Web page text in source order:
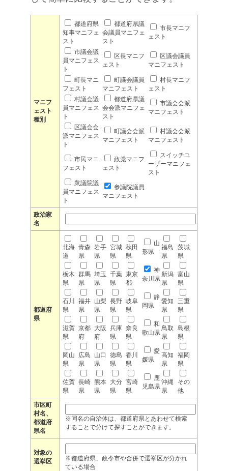
マニフ
ェスト
種別
都道府県
知事マニフェ
スト
都道府県議
会議員マニフェ
スト
市長マニフ
ェスト
市議会議
員マニフェス
ト
区長マニフ
ェスト
区議会議員
マニフェスト
町長マニ
フェスト
町議会議員
マニフェスト
村長マニフ
ェスト
村議会議
員マニフェス
ト
都道府県議
会会派マニフェ
スト
市議会会派
マニフェスト
区議会会
派マニフェス
ト
町議会会派
マニフェスト
村議会会派
マニフェスト
市民マニ
フェスト
政党マニフ
ェスト
スイッチユ
ーザーマニフェ
スト
衆議院議
員マニフェス
ト
参議院議員
マニフェスト
政治家
名
都道府
県
北海
道
青森
県
岩手
県
宮城
県
秋田
県
山
形県
福島
県
茨城
県
栃木
県
群馬
県
埼玉
県
千葉
県
東京
都
神
奈川県
新潟
県
富山
県
石川
県
福井
県
山梨
県
長野
県
岐阜
県
静
岡県
愛知
県
三重
県
滋賀
県
京都
府
大阪
府
兵庫
県
奈良
県
和
歌山県
鳥取
県
島根
県
岡山
県
広島
県
山口
県
徳島
県
香川
県
愛
媛県
高知
県
福岡
県
佐賀
県
長崎
県
熊本
県
大分
県
宮崎
県
鹿
児島県
沖縄
県
その
他
市区町
村名、
都道府
県名
※同名の自治体は、都道府県とあわせて検索
することで分けて探すことができます。
対象の
選挙区
※都道府県、政令市や合併で選挙区が分かれ
ている場合